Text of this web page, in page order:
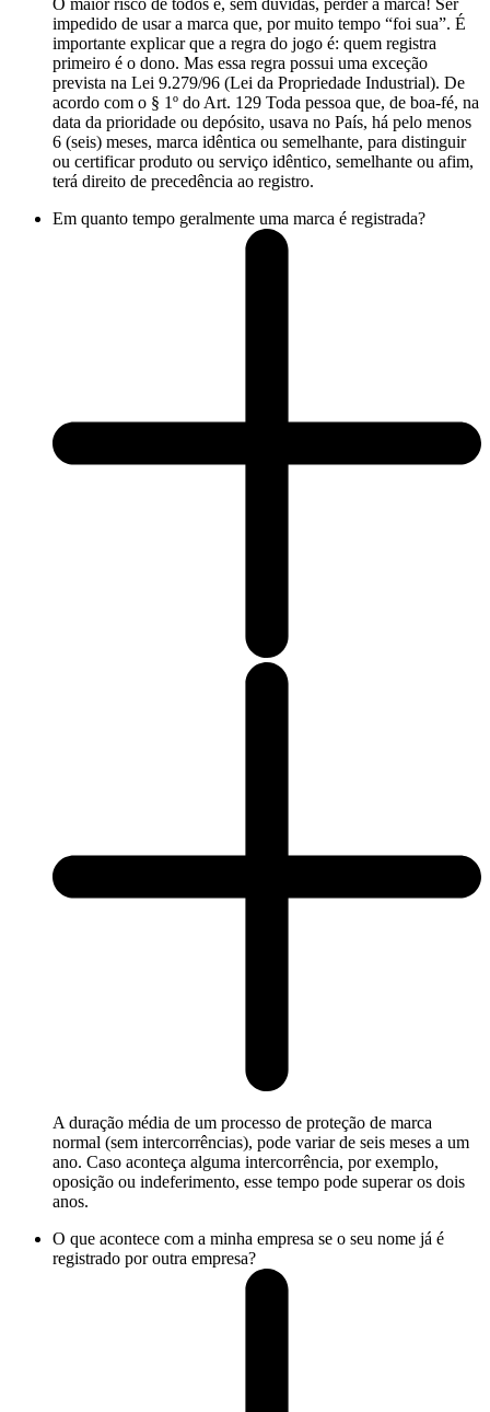
O maior risco de todos é, sem dúvidas, perder a marca! Ser
impedido de usar a marca que, por muito tempo “foi sua”. É
importante explicar que a regra do jogo é: quem registra
primeiro é o dono. Mas essa regra possui uma exceção
prevista na Lei 9.279/96 (Lei da Propriedade Industrial). De
acordo com o § 1º do Art. 129 Toda pessoa que, de boa-fé, na
data da prioridade ou depósito, usava no País, há pelo menos
6 (seis) meses, marca idêntica ou semelhante, para distinguir
ou certificar produto ou serviço idêntico, semelhante ou afim,
terá direito de precedência ao registro.
Em quanto tempo geralmente uma marca é registrada?
A duração média de um processo de proteção de marca
normal (sem intercorrências), pode variar de seis meses a um
ano. Caso aconteça alguma intercorrência, por exemplo,
oposição ou indeferimento, esse tempo pode superar os dois
anos.
O que acontece com a minha empresa se o seu nome já é
registrado por outra empresa?